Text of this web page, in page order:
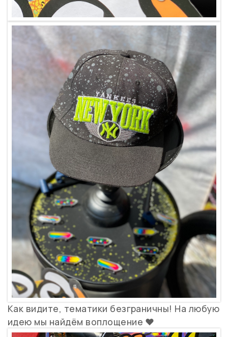
Как видите, тематики безграничны! На любую
идею мы найдём воплощение ❤️